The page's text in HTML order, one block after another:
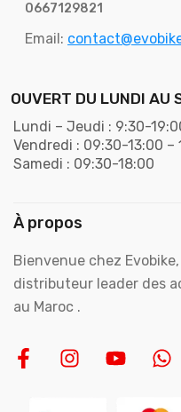
0667129821
Email:
OUVERT DU LUNDI AU
Lundi – Jeudi : 9:30-
Vendredi : 09:30-13:00 –
Samedi : 09:30-18:00
À propos
Bienvenue chez Evobike,
distributeur leader des
au Maroc .